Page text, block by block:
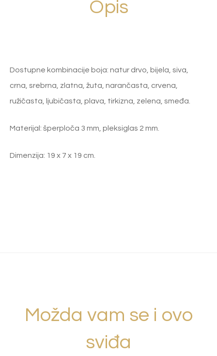
Opis
Dostupne kombinacije boja: natur drvo, bijela, siva,
crna, srebrna, zlatna, žuta, narančasta, crvena,
ružičasta, ljubičasta, plava, tirkizna, zelena, smeđa.
Materijal: šperploča 3 mm, pleksiglas 2 mm.
Dimenzija: 19 x 7 x 19 cm.
Možda vam se i ovo
sviđa